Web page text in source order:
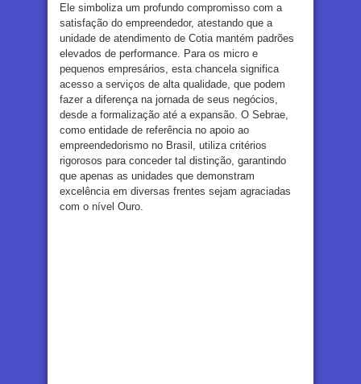
Ele simboliza um profundo compromisso com a
satisfação do empreendedor, atestando que a
unidade de atendimento de Cotia mantém padrões
elevados de performance. Para os micro e
pequenos empresários, esta chancela significa
acesso a serviços de alta qualidade, que podem
fazer a diferença na jornada de seus negócios,
desde a formalização até a expansão. O Sebrae,
como entidade de referência no apoio ao
empreendedorismo no Brasil, utiliza critérios
rigorosos para conceder tal distinção, garantindo
que apenas as unidades que demonstram
excelência em diversas frentes sejam agraciadas
com o nível Ouro.